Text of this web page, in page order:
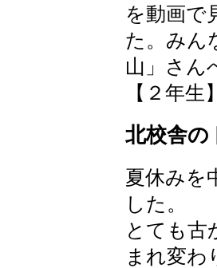
を動画で
た。みん
山」さん
【２年生
北校舎の
夏休みを
した。
とても古
まれ変わ